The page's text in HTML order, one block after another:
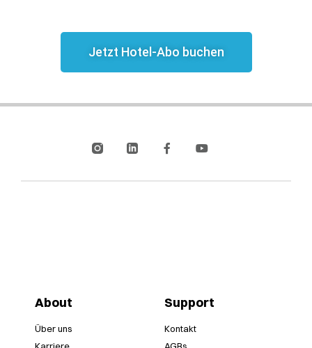
Jetzt Hotel-Abo buchen
About
Über uns
Karriere
Support
Kontakt
AGBs